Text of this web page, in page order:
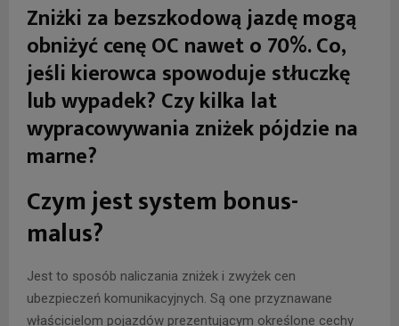
Zniżki za bezszkodową jazdę mogą
obniżyć cenę OC nawet o 70%. Co,
jeśli kierowca spowoduje stłuczkę
lub wypadek? Czy kilka lat
wypracowywania zniżek pójdzie na
marne?
Czym jest system bonus-
malus?
Jest to sposób naliczania zniżek i zwyżek cen
ubezpieczeń komunikacyjnych. Są one przyznawane
właścicielom pojazdów prezentującym określone cechy